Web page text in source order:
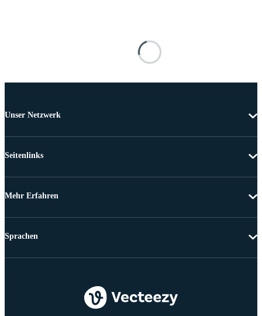
Unser Netzwerk
Seitenlinks
Mehr Erfahren
Sprachen